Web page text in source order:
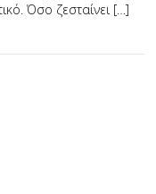
Όσο ζεσταίνει […]